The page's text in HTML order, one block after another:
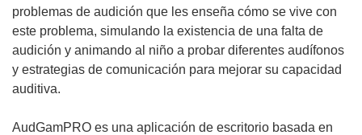
v
e
n
t
a
n
a
n
u
a
s
e
a
b
r
problemas de audición que les enseña cómo se vive con
este problema, simulando la existencia de una falta de
audición y animando al niño a probar diferentes audífonos
y estrategias de comunicación para mejorar su capacidad
auditiva.
AudGamPRO es una aplicación de escritorio basada en